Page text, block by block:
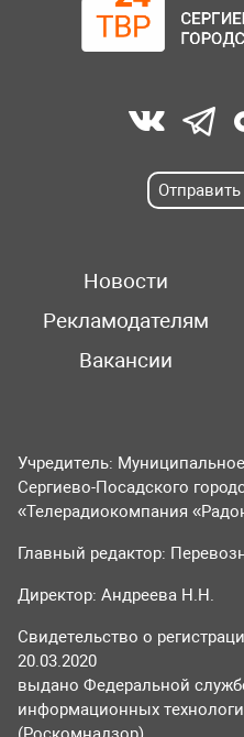
Новости
Рекламодателям
Вакансии
Учредитель:
Сергиево-Посадского
«Телерадиокомпания
Главный редактор:
Директор: Андреева Н.Н.
Свидетельство о
20.03.2020
выдано Федеральной
информационных